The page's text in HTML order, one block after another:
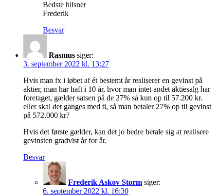
Bedste hilsner
Frederik
Besvar
Rasmus siger:
3. september 2022 kl. 13:27
Hvis man fx i løbet af ét bestemt år realiserer en gevinst på
aktier, man har haft i 10 år, hvor man intet andet aktiesalg har
foretaget, gælder satsen på de 27% så kun op til 57.200 kr.
eller skal det ganges med ti, så man betaler 27% op til gevinst
på 572.000 kr?
Hvis det første gælder, kan det jo bedre betale sig at realisere
gevinsten gradvist år for år.
Besvar
Frederik Askov Storm siger:
6. september 2022 kl. 16:30